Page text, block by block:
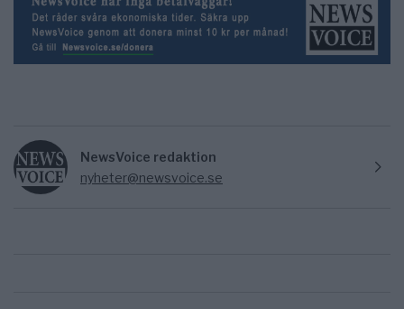
NewsVoice redaktion
nyheter@newsvoice.se